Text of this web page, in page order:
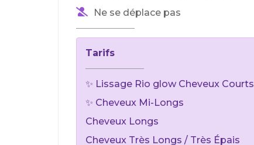
Ne se déplace pas
Tarifs
✨ Lissage Rio glow Cheveux Courts
✨ Cheveux Mi-Longs
Cheveux Longs
Cheveux Très Longs / Très Épais